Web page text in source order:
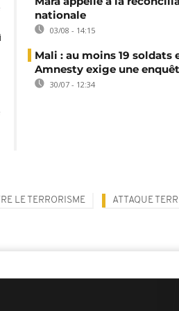
nationale
03/08 - 14:15
Mali : au moins 19 soldats
Amnesty exige une
30/07 - 12:34
LE TERRORISME ATTAQUE